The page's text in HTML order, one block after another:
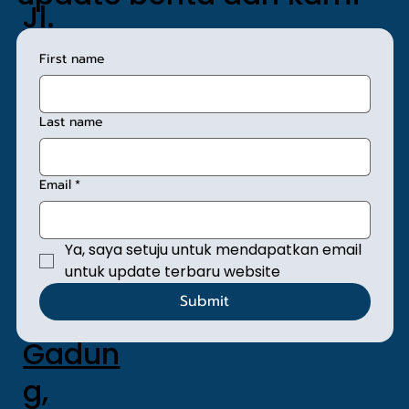
Jl.
Sunan
Giri No.
1, Kel.
Rawa
mangu
n,
Kec.
Pulo
Gadun
g,
First name
Last name
Email *
Ya, saya setuju untuk mendapatkan email
untuk update terbaru website
Submit